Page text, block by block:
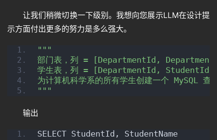
让我们稍微切换一下级别。我想向您展示LLM在设计提
示方面付出更多的努力是多么强大。
"" "
部门表，列 = [DepartmentId,
学生表，列 = [DepartmentId, StudentId,
为计算机科学系的所有学生创建一个 MySQL 查
" ""
输出
SELECT StudentId, StudentName